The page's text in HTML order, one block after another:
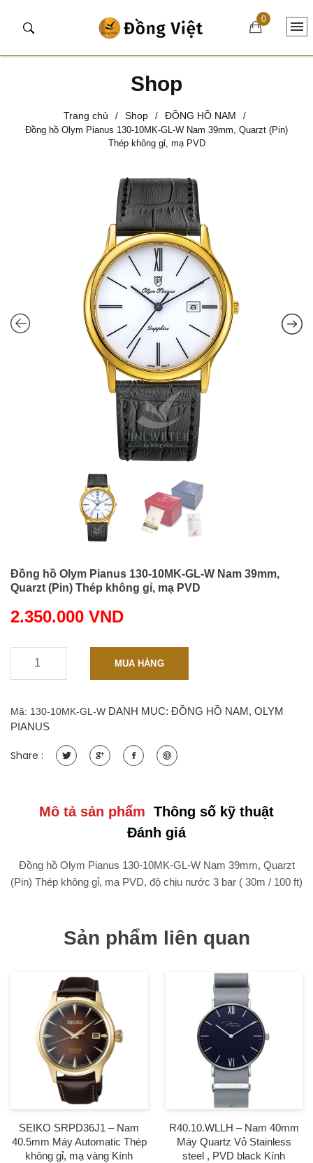
0
Shop
Trang chủ / Shop / ĐỒNG HỒ NAM
/
Đồng hồ Olym Pianus 130-10MK-GL-W Nam 39mm, Quarzt (Pin)
Thép không gỉ, mạ PVD
Đồng hồ Olym Pianus 130-10MK-GL-W Nam 39mm,
Quarzt (Pin) Thép không gỉ, mạ PVD
2.350.000 VND
Đồng
Pianus
130-
Quarzt
gỉ,
mạ
MUA HÀNG
Mã: 130-10MK-GL-W DANH MỤC: ĐỒNG HỒ NAM, OLYM
PIANUS
Share :
Mô tả sản phẩm Thông số kỹ thuật
Đánh giá
Đồng hồ Olym Pianus 130-10MK-GL-W Nam 39mm, Quarzt
(Pin) Thép không gỉ, mạ PVD, độ chịu nước 3 bar ( 30m / 100 ft)
Sản phẩm liên quan
SEIKO SRPD36J1 – Nam
40.5mm Máy Automatic Thép
không gỉ, mạ vàng Kính
R40.10.WLLH – Nam 40mm
Máy Quartz Vỏ Stainless
steel , PVD black Kính